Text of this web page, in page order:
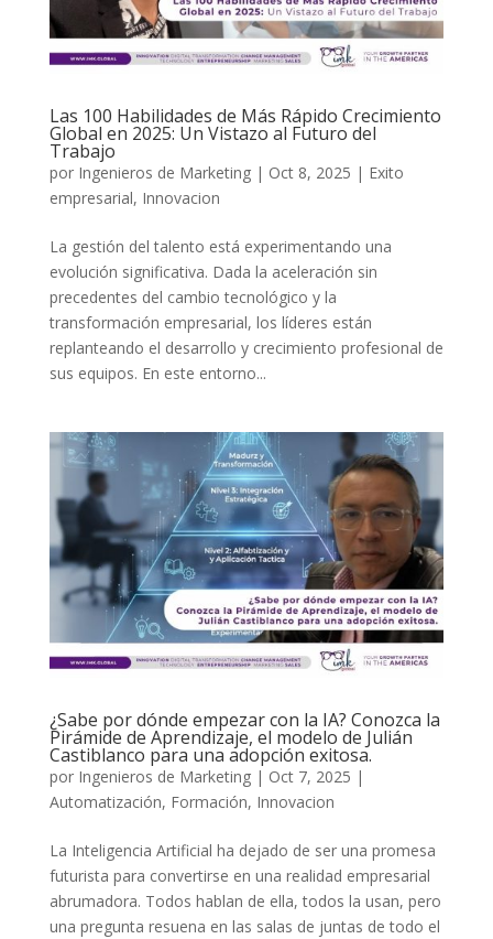
Las 100 Habilidades de Más Rápido Crecimiento
Global en 2025: Un Vistazo al Futuro del
Trabajo
por Ingenieros de Marketing| Oct 8, 2025 | Exito
empresarial, Innovacion
La gestión del talento está experimentando una
evolución significativa. Dada la aceleración sin
precedentes del cambio tecnológico y la
transformación empresarial, los líderes están
replanteando el desarrollo y crecimiento profesional de
sus equipos. En este entorno...
¿Sabe por dónde empezar con la IA? Conozca la
Pirámide de Aprendizaje, el modelo de Julián
Castiblanco para una adopción exitosa.
por Ingenieros de Marketing| Oct 7, 2025 |
Automatización, Formación, Innovacion
La Inteligencia Artificial ha dejado de ser una promesa
futurista para convertirse en una realidad empresarial
abrumadora. Todos hablan de ella, todos la usan, pero
una pregunta resuena en las salas de juntas de todo el